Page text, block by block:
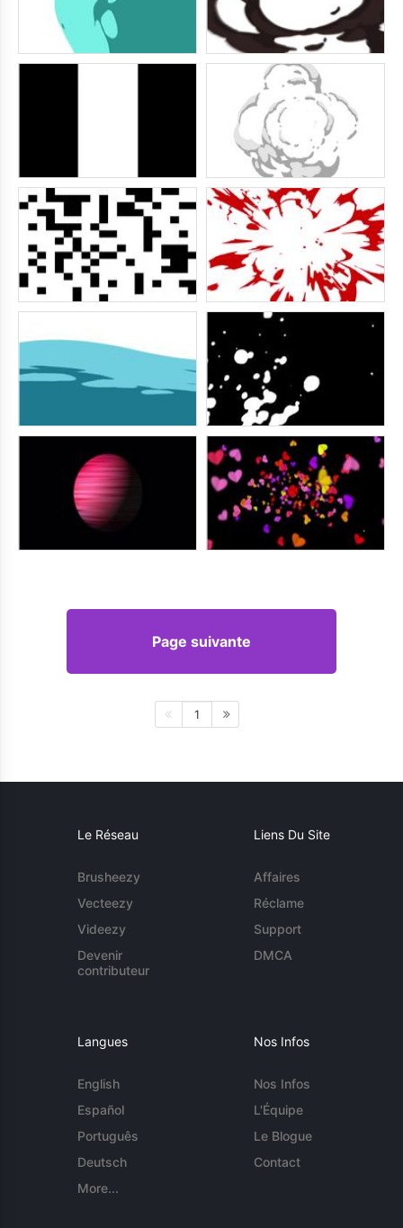
Page suivante
1
Le Réseau
Brusheezy
Vecteezy
Videezy
Devenir
contributeur
Liens Du Site
Affaires
Réclame
Support
DMCA
Langues
English
Español
Português
Deutsch
More...
Nos Infos
Nos Infos
L'Équipe
Le Blogue
Contact